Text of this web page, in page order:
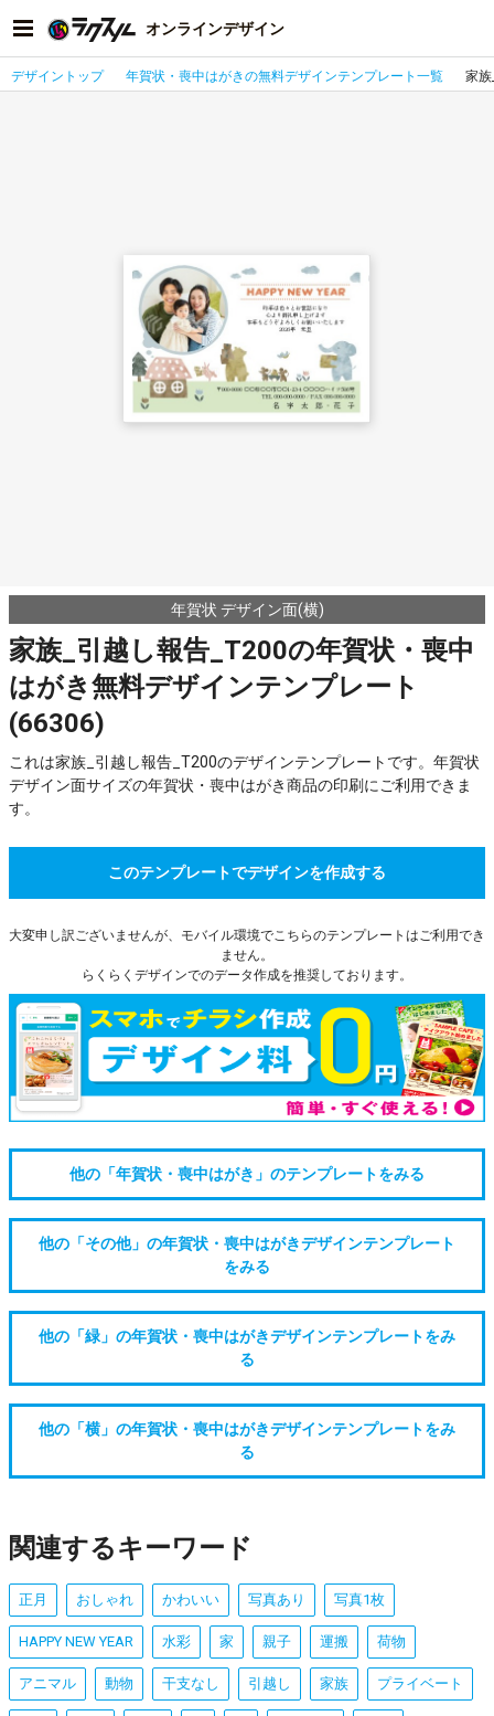
オンラインデザイン
デザイントップ 年賀状・喪中はがきの無料デザインテンプレート一覧 家族
年賀状 デザイン面(横)
家族_引越し報告_T200の年賀状・喪中
はがき無料デザインテンプレート
(66306)
これは家族_引越し報告_T200のデザインテンプレートです。年賀状
デザイン面サイズの年賀状・喪中はがき商品の印刷にご利用できま
す。
このテンプレートでデザインを作成する
大変申し訳ございませんが、モバイル環境でこちらのテンプレートはご利用でき
ません。
らくらくデザインでのデータ作成を推奨しております。
他の「年賀状・喪中はがき」のテンプレートをみる
他の「その他」の年賀状・喪中はがきデザインテンプレート
をみる
他の「緑」の年賀状・喪中はがきデザインテンプレートをみ
る
他の「横」の年賀状・喪中はがきデザインテンプレートをみ
る
関連するキーワード
正月 おしゃれ かわいい 写真あり 写真1枚
HAPPY NEW YEAR 水彩 家 親子 運搬 荷物
アニマル 動物 干支なし 引越し 家族 プライベート